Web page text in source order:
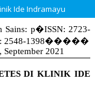
Ide Indramayu